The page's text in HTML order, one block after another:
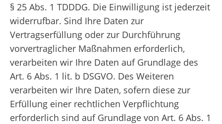
§ 25 Abs. 1 TDDDG. Die Einwilligung ist jederzeit
widerrufbar. Sind Ihre Daten zur
Vertragserfüllung oder zur Durchführung
vorvertraglicher Maßnahmen erforderlich,
verarbeiten wir Ihre Daten auf Grundlage des
Art. 6 Abs. 1 lit. b DSGVO. Des Weiteren
verarbeiten wir Ihre Daten, sofern diese zur
Erfüllung einer rechtlichen Verpflichtung
erforderlich sind auf Grundlage von Art. 6 Abs. 1